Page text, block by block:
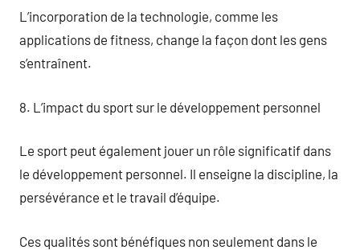
L’incorporation de la technologie, comme les
applications de fitness, change la façon dont les gens
s’entraînent.
8. L’impact du sport sur le développement personnel
Le sport peut également jouer un rôle significatif dans
le développement personnel. Il enseigne la discipline, la
persévérance et le travail d’équipe.
Ces qualités sont bénéfiques non seulement dans le